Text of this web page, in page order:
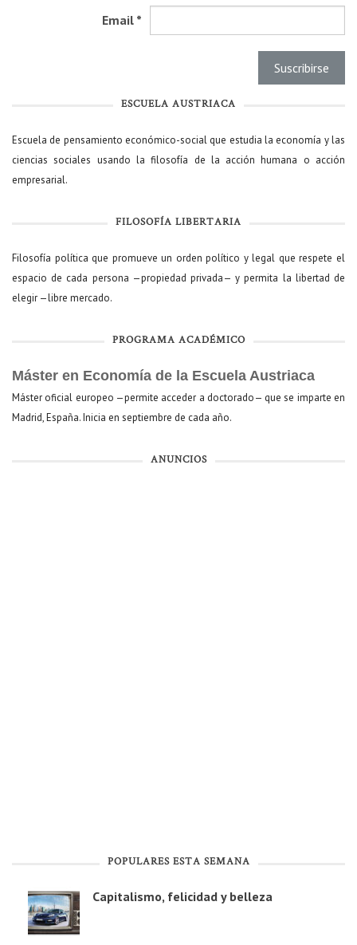
Email *
ESCUELA AUSTRIACA
Escuela de pensamiento económico-social que estudia la economía y las
ciencias sociales usando la filosofía de la acción humana o acción
empresarial.
FILOSOFÍA LIBERTARIA
Filosofía política que promueve un orden político y legal que respete el
espacio de cada persona —propiedad privada— y permita la libertad de
elegir —libre mercado.
PROGRAMA ACADÉMICO
Máster en Economía de la Escuela Austriaca
Máster oficial europeo —permite acceder a doctorado— que se imparte en
Madrid, España. Inicia en septiembre de cada año.
ANUNCIOS
POPULARES ESTA SEMANA
Capitalismo, felicidad y belleza